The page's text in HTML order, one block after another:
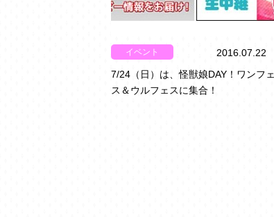
イベント
2016.07.22
7/24（日）は、怪獣娘DAY！ワンフェ
ス＆ウルフェスに集合！